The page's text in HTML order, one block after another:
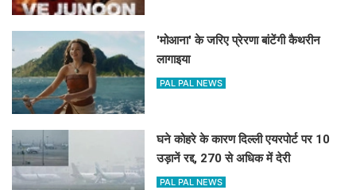
'मोआना' के जरिए प्रेरणा बांटेंगी कैथरीन
लागाइया
PAL PAL NEWS
घने कोहरे के कारण दिल्ली एयरपोर्ट पर 10
उड़ानें रद्द, 270 से अधिक में देरी
PAL PAL NEWS